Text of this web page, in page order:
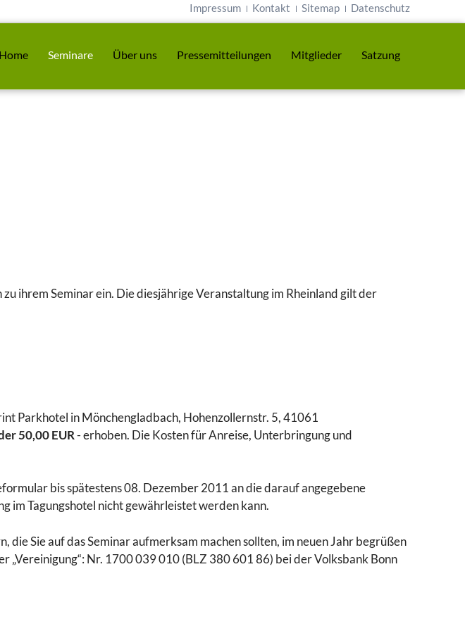
Impressum Kontakt Sitemap Datenschutz
Home Seminare Über uns Pressemitteilungen Mitglieder Satzung
ihrem Seminar ein. Die diesjährige Veranstaltung im Rheinland gilt der
Parkhotel in Mönchengladbach, Hohenzollernstr. 5, 41061
50,00 EUR- erhoben. Die Kosten für Anreise, Unterbringung und
bis spätestens 08. Dezember 2011 an die darauf angegebene
im Tagungshotel nicht gewährleistet werden kann.
Sie auf das Seminar aufmerksam machen sollten, im neuen Jahr begrüßen
„Vereinigung“: Nr. 1700 039 010 (BLZ 380 601 86) bei der Volksbank Bonn